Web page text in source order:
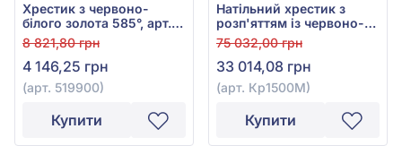
Хрестик з червоно-
білого золота 585°, арт.
519900
8 821,80 грн
4 146,25 грн
(арт. 519900)
Купити
Натільний хрестик з
розп'яттям із червоно-
білого золота 585°, арт.
Кр1500М
75 032,00 грн
33 014,08 грн
(арт. Кр1500М)
Купити